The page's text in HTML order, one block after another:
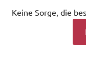
Keine Sorge, die